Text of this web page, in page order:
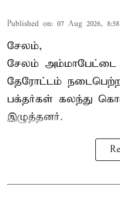
Published on: 07 Aug 2026,
சேலம்,
சேலம் அம்மாபேட்டை
தேரோட்டம்
பக்தர்கள் கலந்து
இழுத்தனர்.